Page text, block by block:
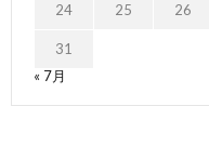
24 25 26
31
« 7月